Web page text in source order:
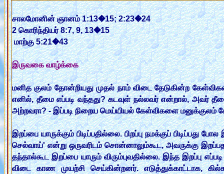
சாலமோனின் ஞானம் 1:13�15; 2:23�24
2 கொரிந்தியர் 8:7, 9, 13�15
மாற்கு 5:21�43
இருவகை வாழ்க்கை
மனித குலம் தோன்றியது முதல் நாம் விடை தேடுகின்ற
எனில், தீமை எப்படி வந்தது? கடவுள் நல்லவர் என்றால், அவர்
அற்றவரா? - இப்படி நிறைய மெய்யியல் கேள்விகளை மனுக்குலம்
இறப்பை யாருக்கும் பிடிப்பதில்லை. பிறப்பு நமக்குப்
செல்வாய்' என்று ஒருவரிடம் சொன்னாலும்கூட, அவருக்கு
தந்தால்கூட இறப்பை யாரும் விரும்புவதில்லை. இந்த இறப்பு
விடை காண முயற்சி செய்கின்றனர். எடுத்துக்காட்டாக,